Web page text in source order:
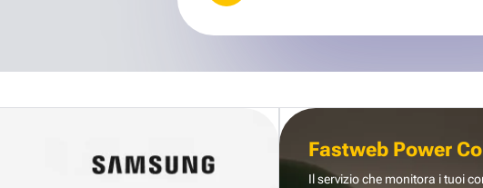
Fastweb Power
Il servizio che monitora i tuoi